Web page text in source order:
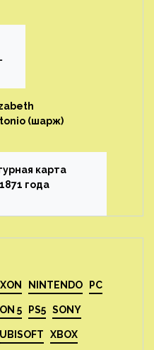
(шарж)⁠⁠
карта
года⁠⁠
NINTENDO PC
5 PS5 SONY
UBISOFT XBOX